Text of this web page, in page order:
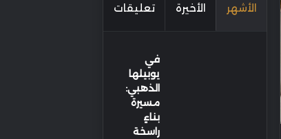
الأشهر الأخيرة تعليقات
في
يوبيلها
الذهبي:
مسيرة
بناءٍ
راسخة